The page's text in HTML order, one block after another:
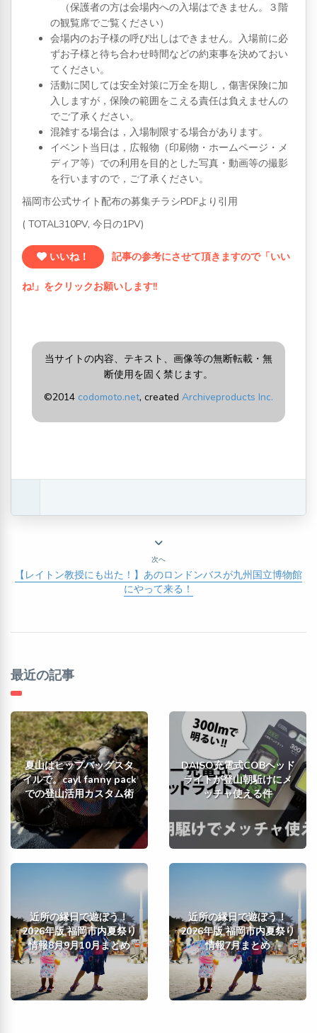
（保護者の方は会場内への入場はできません。３階
の観覧席でご覧ください）
会場内のお子様の呼び出しはできません。入場前に必
ずお子様と待ち合わせ時間などの約束事を決めておい
てください。
活動に関しては安全対策に万全を期し，傷害保険に加
入しますが，保険の範囲をこえる責任は負えませんの
でご了承ください。
混雑する場合は，入場制限する場合があります。
イベント当日は，広報物（印刷物・ホームページ・メ
ディア等）での利用を目的とした写真・動画等の撮影
を行いますので，ご了承ください。
福岡市公式サイト配布の募集チラシPDFより引用
( TOTAL310PV, 今日の1PV)
いいね！ 記事の参考にさせて頂きますので「いい
ね!」をクリックお願いします!!
当サイトの内容、テキスト、画像等の無断転載・無
断使用を固く禁じます。
©2014 codomoto.net, created Archiveproducts Inc.
次へ
【レイトン教授にも出た！】あのロンドンバスが九州国立博物館
にやって来る！
最近の記事
夏山はヒップバッグスタ
イルで。cayl fanny pack
での登山活用カスタム術
DAISO充電式COBヘッド
ライトが登山朝駈けにメ
ッチャ使える件
近所の縁日で遊ぼう！
2026年版 福岡市内夏祭り
情報8月9月10月まとめ
近所の縁日で遊ぼう！
2026年版 福岡市内夏祭り
情報7月まとめ